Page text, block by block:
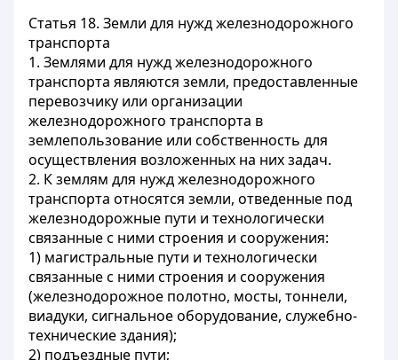
Статья 18. Земли для нужд железнодорожного
транспорта
1. Землями для нужд железнодорожного
транспорта являются земли, предоставленные
перевозчику или организации
железнодорожного транспорта в
землепользование или собственность для
осуществления возложенных на них задач.
2. К землям для нужд железнодорожного
транспорта относятся земли, отведенные под
железнодорожные пути и технологически
связанные с ними строения и сооружения:
1) магистральные пути и технологически
связанные с ними строения и сооружения
(железнодорожное полотно, мосты, тоннели,
виадуки, сигнальное оборудование, служебно-
технические здания);
2) подъездные пути;